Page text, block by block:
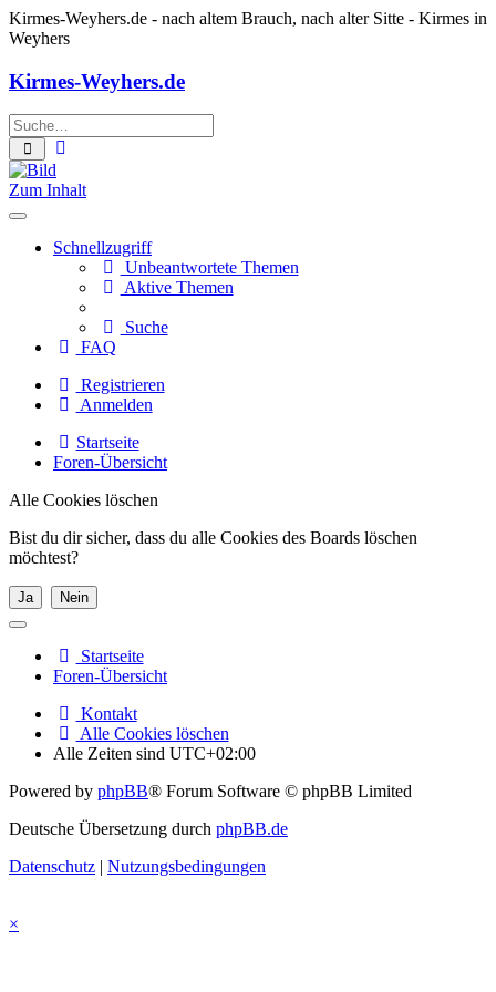
Kirmes-Weyhers.de - nach altem Brauch, nach alter Sitte - Kirmes in
Weyhers
Kirmes-Weyhers.de
Zum Inhalt
Schnellzugriff
Unbeantwortete Themen
Aktive Themen
Suche
FAQ
Registrieren
Anmelden
Startseite
Foren-Übersicht
Alle Cookies löschen
Bist du dir sicher, dass du alle Cookies des Boards löschen
möchtest?
Startseite
Foren-Übersicht
Kontakt
Alle Cookies löschen
Alle Zeiten sind UTC+02:00
Powered by phpBB® Forum Software © phpBB Limited
Deutsche Übersetzung durch phpBB.de
Datenschutz | Nutzungsbedingungen
×